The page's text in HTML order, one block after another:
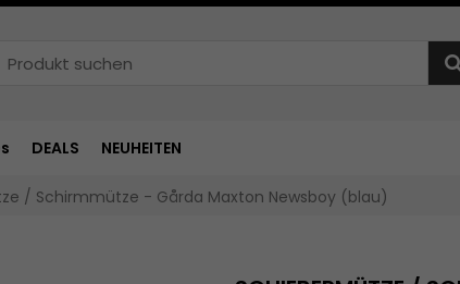
DEALS NEUHEITEN
/ Schirmmütze - Gårda Maxton Newsboy (blau)